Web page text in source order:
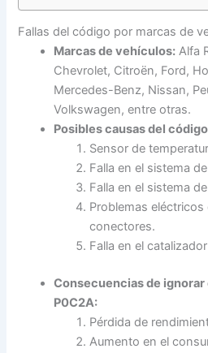
Fallas del código por marcas de
Marcas de vehículos: Alfa
Chevrolet, Citroën, Ford,
Mercedes-Benz, Nissan,
Volkswagen, entre otras.
Posibles causas del
Sensor de
Falla en el sistema
Falla en el sistema
Problemas
conectores.
Falla en el
Consecuencias de
P0C2A:
Pérdida de
Aumento en el